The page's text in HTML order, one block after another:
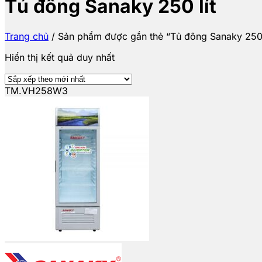
Tủ đông Sanaky 250 lít
Trang chủ / Sản phẩm được gắn thẻ “Tủ đông Sanaky
Hiển thị kết quả duy nhất
TM.VH258W3